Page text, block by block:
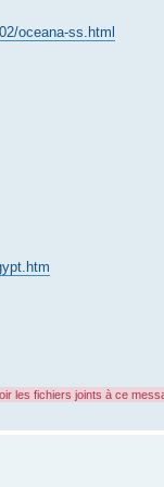
oceana-ss.html
les fichiers joints à ce